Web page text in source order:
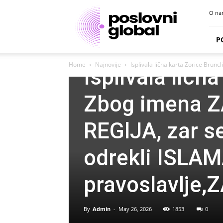
Poslovni
portal
O
Home Najnovije Isplivala lična karta Zorice
Isplivala
Zbog imena
REGlJA, zar
odrekli
By Admin - May 26, 2026 1853 0